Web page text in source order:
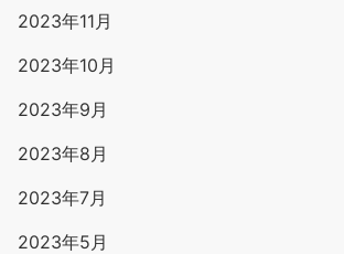
2023年11月
2023年10月
2023年9月
2023年8月
2023年7月
2023年5月